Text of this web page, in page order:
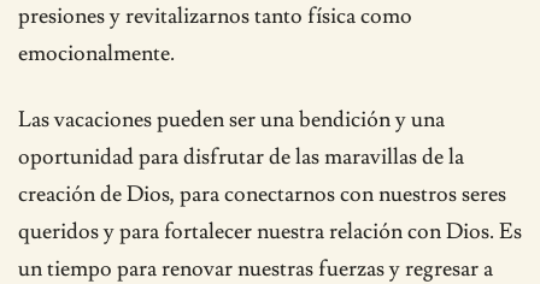
presiones y revitalizarnos tanto física como
emocionalmente.
Las vacaciones pueden ser una bendición y una
oportunidad para disfrutar de las maravillas de la
creación de Dios, para conectarnos con nuestros seres
queridos y para fortalecer nuestra relación con Dios. Es
un tiempo para renovar nuestras fuerzas y regresar a